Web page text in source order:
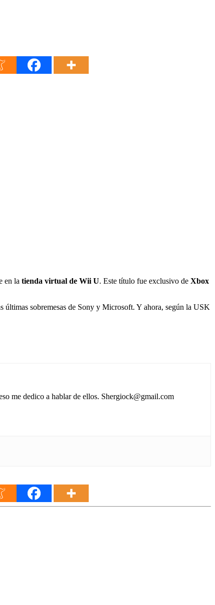
en la tienda virtual de Wii U. Este título fue exclusivo de Xbox
sobremesas de Sony y Microsoft. Y ahora, según la USK
me dedico a hablar de ellos. Shergiock@gmail.com